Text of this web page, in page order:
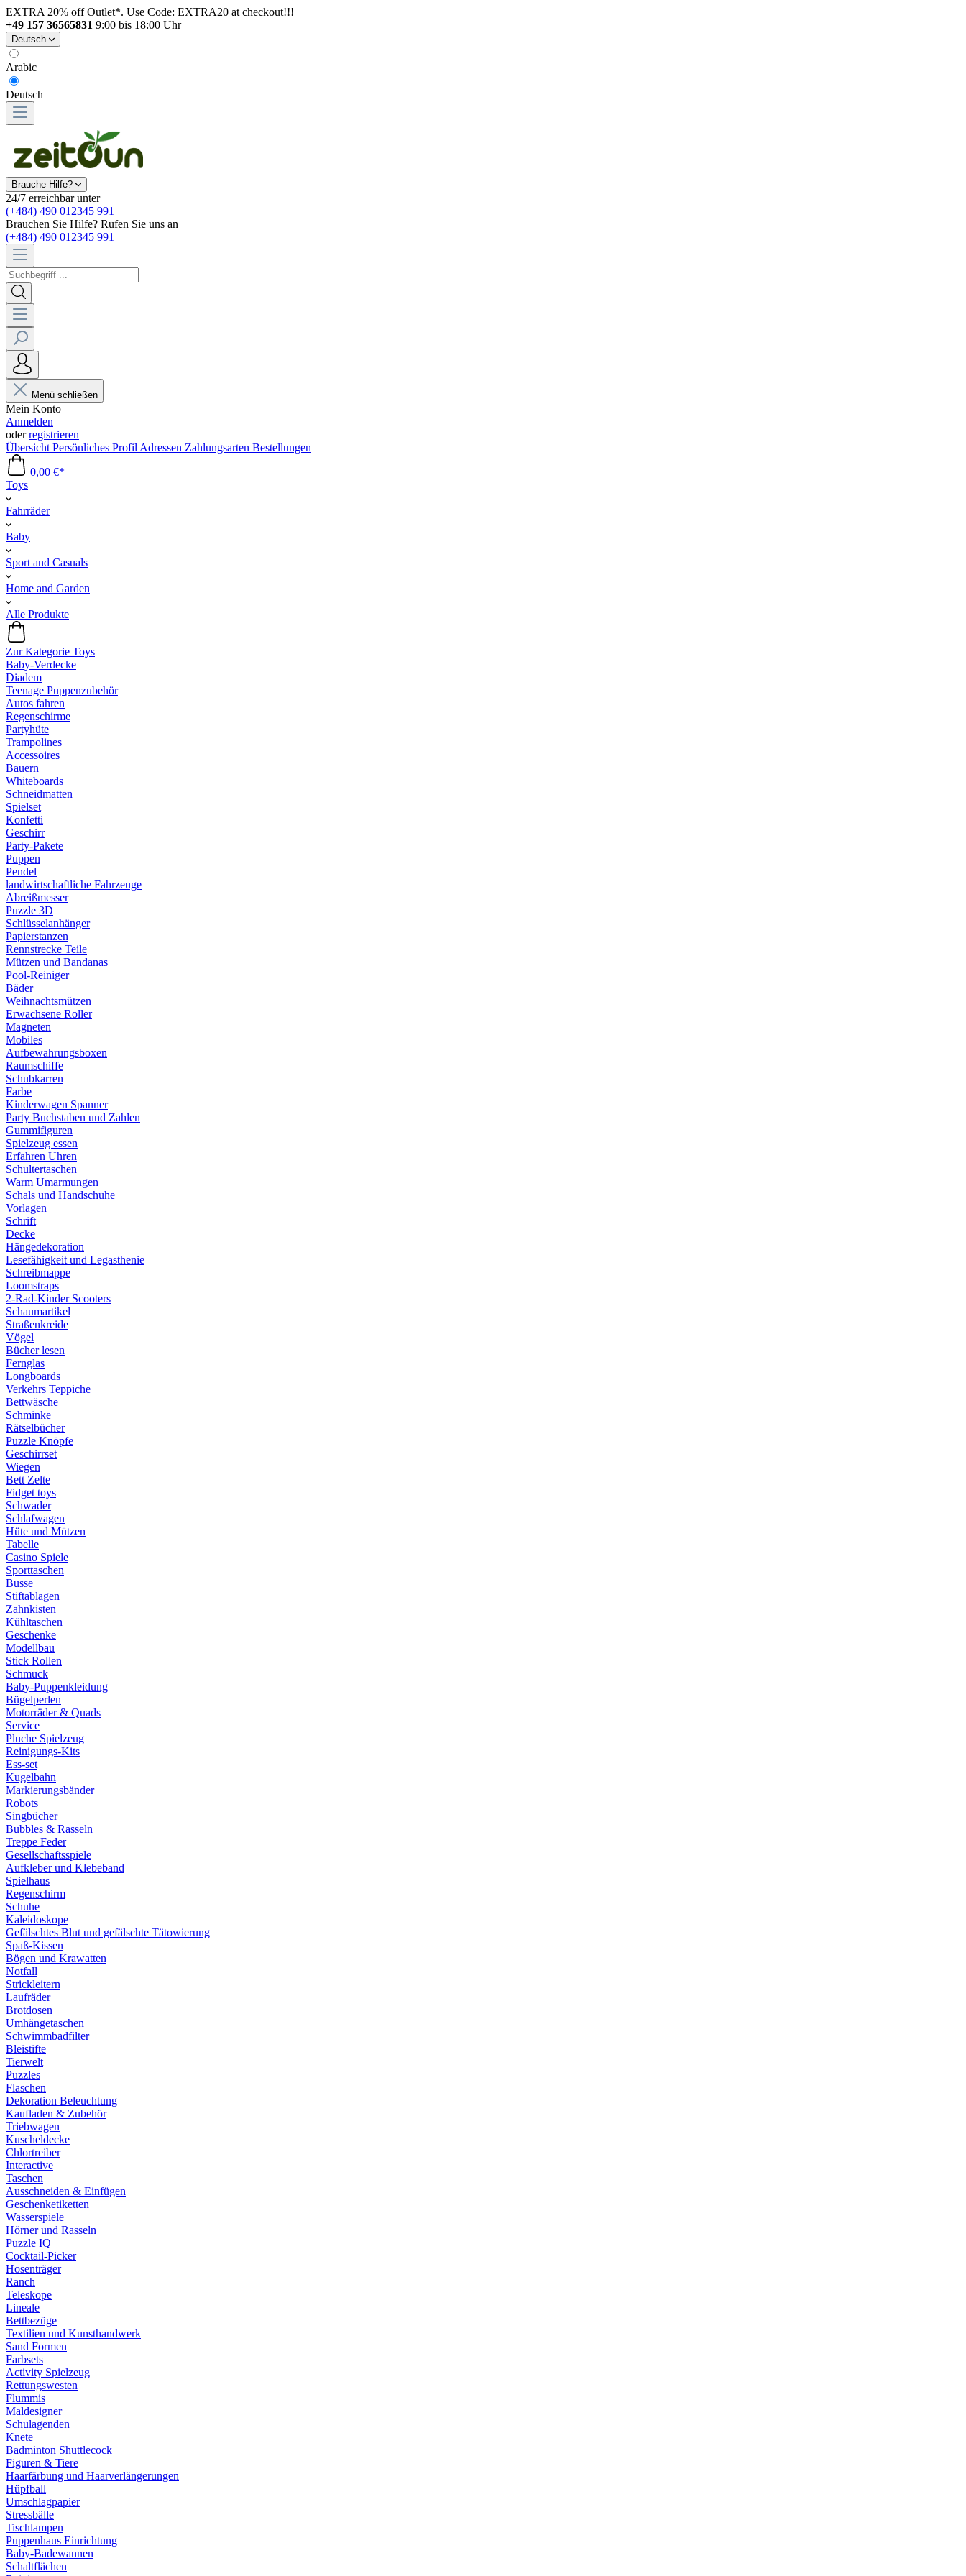
EXTRA 20% off Outlet*. Use Code: EXTRA20 at checkout!!!
+49 157 36565831 9:00 bis 18:00 Uhr
Deutsch
Arabic
Deutsch
Brauche Hilfe?
24/7 erreichbar unter
(+484) 490 012345 991
Brauchen Sie Hilfe? Rufen Sie uns an
(+484) 490 012345 991
Menü schließen
Mein Konto
Anmelden
oderregistrieren
Übersicht Persönliches Profil Adressen Zahlungsarten Bestellungen
0,00 €*
Toys
Fahrräder
Baby
Sport and Casuals
Home and Garden
Alle Produkte
Zur Kategorie Toys
Baby-Verdecke
Diadem
Teenage Puppenzubehör
Autos fahren
Regenschirme
Partyhüte
Trampolines
Accessoires
Bauern
Whiteboards
Schneidmatten
Spielset
Konfetti
Geschirr
Party-Pakete
Puppen
Pendel
landwirtschaftliche Fahrzeuge
Abreißmesser
Puzzle 3D
Schlüsselanhänger
Papierstanzen
Rennstrecke Teile
Mützen und Bandanas
Pool-Reiniger
Bäder
Weihnachtsmützen
Erwachsene Roller
Magneten
Mobiles
Aufbewahrungsboxen
Raumschiffe
Schubkarren
Farbe
Kinderwagen Spanner
Party Buchstaben und Zahlen
Gummifiguren
Spielzeug essen
Erfahren Uhren
Schultertaschen
Warm Umarmungen
Schals und Handschuhe
Vorlagen
Schrift
Decke
Hängedekoration
Lesefähigkeit und Legasthenie
Schreibmappe
Loomstraps
2-Rad-Kinder Scooters
Schaumartikel
Straßenkreide
Vögel
Bücher lesen
Fernglas
Longboards
Verkehrs Teppiche
Bettwäsche
Schminke
Rätselbücher
Puzzle Knöpfe
Geschirrset
Wiegen
Bett Zelte
Fidget toys
Schwader
Schlafwagen
Hüte und Mützen
Tabelle
Casino Spiele
Sporttaschen
Busse
Stiftablagen
Zahnkisten
Kühltaschen
Geschenke
Modellbau
Stick Rollen
Schmuck
Baby-Puppenkleidung
Bügelperlen
Motorräder & Quads
Service
Pluche Spielzeug
Reinigungs-Kits
Ess-set
Kugelbahn
Markierungsbänder
Robots
Singbücher
Bubbles & Rasseln
Treppe Feder
Gesellschaftsspiele
Aufkleber und Klebeband
Spielhaus
Regenschirm
Schuhe
Kaleidoskope
Gefälschtes Blut und gefälschte Tätowierung
Spaß-Kissen
Bögen und Krawatten
Notfall
Strickleitern
Laufräder
Brotdosen
Umhängetaschen
Schwimmbadfilter
Bleistifte
Tierwelt
Puzzles
Flaschen
Dekoration Beleuchtung
Kaufladen & Zubehör
Triebwagen
Kuscheldecke
Chlortreiber
Interactive
Taschen
Ausschneiden & Einfügen
Geschenketiketten
Wasserspiele
Hörner und Rasseln
Puzzle IQ
Cocktail-Picker
Hosenträger
Ranch
Teleskope
Lineale
Bettbezüge
Textilien und Kunsthandwerk
Sand Formen
Farbsets
Activity Spielzeug
Rettungswesten
Flummis
Maldesigner
Schulagenden
Knete
Badminton Shuttlecock
Figuren & Tiere
Haarfärbung und Haarverlängerungen
Hüpfball
Umschlagpapier
Stressbälle
Tischlampen
Puppenhaus Einrichtung
Baby-Badewannen
Schaltflächen